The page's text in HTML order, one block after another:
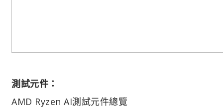
測試元件：
AMD Ryzen AI測試元件總覽